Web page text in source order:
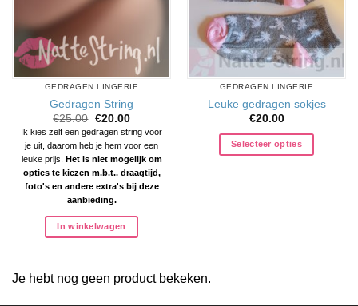
GEDRAGEN LINGERIE
Gedragen String
€25.00 Oorspronkelijke
prijs
was:
€25.00.
€20.00Huidige
prijs
is:
€20.00.
Ik kies zelf een gedragen string voor
je uit, daarom heb je hem voor een
leuke prijs. Het is niet mogelijk om
opties te kiezen m.b.t.. draagtijd,
foto's en andere extra's bij deze
aanbieding.
In winkelwagen
GEDRAGEN LINGERIE
Leuke gedragen sokjes
€20.00
Selecteer opties
Je hebt nog geen product bekeken.